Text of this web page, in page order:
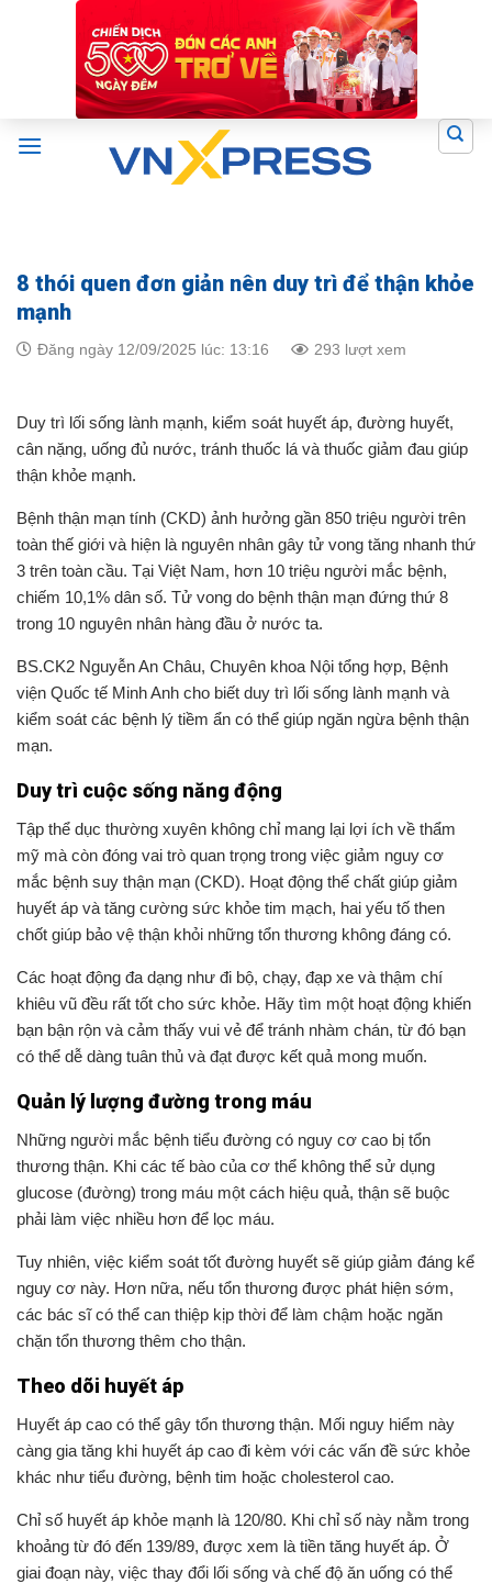
8 thói quen đơn giản nên duy trì để thận khỏe
mạnh
Đăng ngày 12/09/2025 lúc: 13:16 293 lượt xem
Duy trì lối sống lành mạnh, kiểm soát huyết áp, đường huyết,
cân nặng, uống đủ nước, tránh thuốc lá và thuốc giảm đau giúp
thận khỏe mạnh.
Bệnh thận mạn tính (CKD) ảnh hưởng gần 850 triệu người trên
toàn thế giới và hiện là nguyên nhân gây tử vong tăng nhanh thứ
3 trên toàn cầu. Tại Việt Nam, hơn 10 triệu người mắc bệnh,
chiếm 10,1% dân số. Tử vong do bệnh thận mạn đứng thứ 8
trong 10 nguyên nhân hàng đầu ở nước ta.
BS.CK2 Nguyễn An Châu, Chuyên khoa Nội tổng hợp, Bệnh
viện Quốc tế Minh Anh cho biết duy trì lối sống lành mạnh và
kiểm soát các bệnh lý tiềm ẩn có thể giúp ngăn ngừa bệnh thận
mạn.
Duy trì cuộc sống năng động
Tập thể dục thường xuyên không chỉ mang lại lợi ích về thẩm
mỹ mà còn đóng vai trò quan trọng trong việc giảm nguy cơ
mắc bệnh suy thận mạn (CKD). Hoạt động thể chất giúp giảm
huyết áp và tăng cường sức khỏe tim mạch, hai yếu tố then
chốt giúp bảo vệ thận khỏi những tổn thương không đáng có.
Các hoạt động đa dạng như đi bộ, chạy, đạp xe và thậm chí
khiêu vũ đều rất tốt cho sức khỏe. Hãy tìm một hoạt động khiến
bạn bận rộn và cảm thấy vui vẻ để tránh nhàm chán, từ đó bạn
có thể dễ dàng tuân thủ và đạt được kết quả mong muốn.
Quản lý lượng đường trong máu
Những người mắc bệnh tiểu đường có nguy cơ cao bị tổn
thương thận. Khi các tế bào của cơ thể không thể sử dụng
glucose (đường) trong máu một cách hiệu quả, thận sẽ buộc
phải làm việc nhiều hơn để lọc máu.
Tuy nhiên, việc kiểm soát tốt đường huyết sẽ giúp giảm đáng kể
nguy cơ này. Hơn nữa, nếu tổn thương được phát hiện sớm,
các bác sĩ có thể can thiệp kịp thời để làm chậm hoặc ngăn
chặn tổn thương thêm cho thận.
Theo dõi huyết áp
Huyết áp cao có thể gây tổn thương thận. Mối nguy hiểm này
càng gia tăng khi huyết áp cao đi kèm với các vấn đề sức khỏe
khác như tiểu đường, bệnh tim hoặc cholesterol cao.
Chỉ số huyết áp khỏe mạnh là 120/80. Khi chỉ số này nằm trong
khoảng từ đó đến 139/89, được xem là tiền tăng huyết áp. Ở
giai đoạn này, việc thay đổi lối sống và chế độ ăn uống có thể